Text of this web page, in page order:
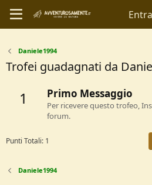
Entra
Daniele1994
Trofei guadagnati da
1 Primo Messaggio
Per ricevere questo trofeo,
forum.
Punti Totali: 1
Daniele1994